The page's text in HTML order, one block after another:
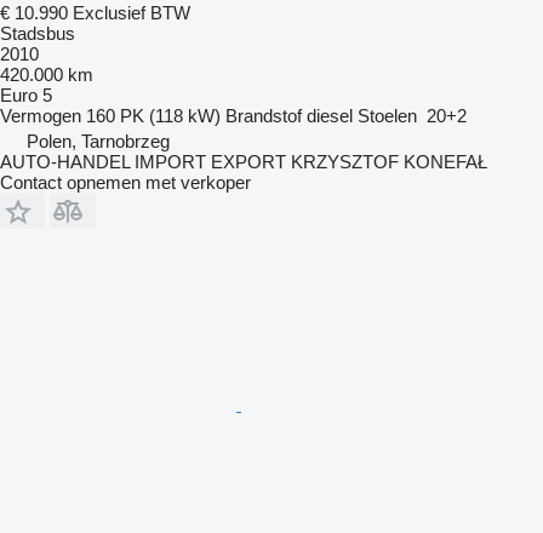
€ 10.990 Exclusief BTW
Stadsbus
2010
420.000 km
Euro 5
Vermogen 160 PK (118 kW) Brandstof diesel Stoelen 20+2
Polen, Tarnobrzeg
AUTO-HANDEL IMPORT EXPORT KRZYSZTOF KONEFAŁ
Contact opnemen met verkoper